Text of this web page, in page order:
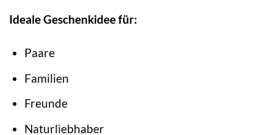
Ideale Geschenkidee für:
Paare
Familien
Freunde
Naturliebhaber